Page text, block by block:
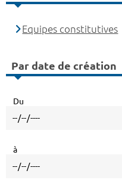
Equipes constitutives
Par date de création
Du
à